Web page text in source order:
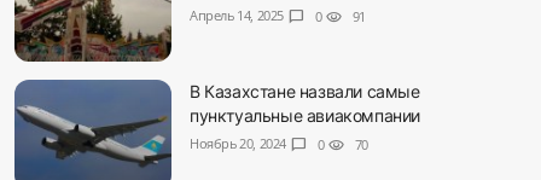
Апрель 14, 2025 chat_bubble 0 visibility 91
В Казахстане назвали самые
пунктуальные авиакомпании
Ноябрь 20, 2024 chat_bubble 0 visibility 70